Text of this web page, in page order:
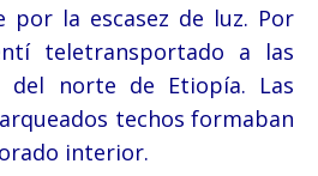
por la escasez de luz. Por
teletransportado a las
del norte de Etiopía. Las
techos formaban
interior.